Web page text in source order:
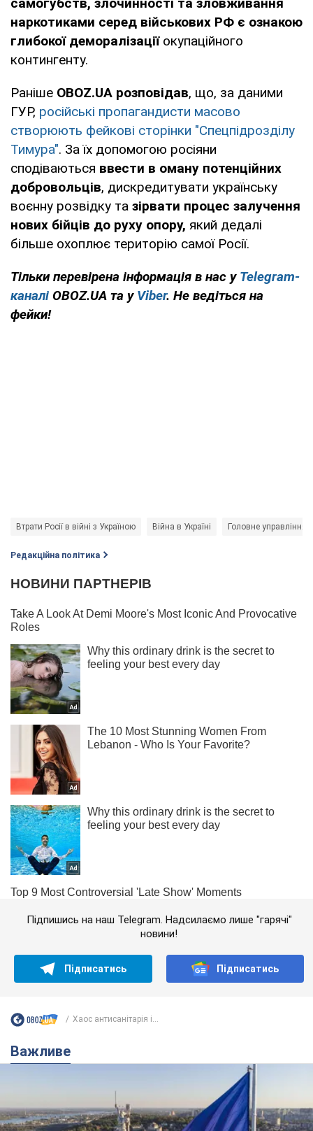
наркотиками серед військових РФ є ознакою
глибокої деморалізації окупаційного
контингенту.
Раніше OBOZ.UA розповідав, що, за даними
ГУР, російські пропагандисти масово
створюють фейкові сторінки "Спецпідрозділу
Тимура". За їх допомогою росіяни
сподіваються ввести в оману потенційних
добровольців, дискредитувати українську
воєнну розвідку та зірвати процес залучення
нових бійців до руху опору, який дедалі
більше охоплює територію самої Росії.
Тільки перевірена інформація в нас у Telegram-
каналі OBOZ.UA та у Viber. Не ведіться на
фейки!
Втрати Росії в війні з Україною Війна в Україні Головне управління
Редакційна політика
Підпишись на наш Telegram. Надсилаємо лише "гарячі"
новини!
Підписатись Підписатись
Хаос антисанітарія і...
Важливе